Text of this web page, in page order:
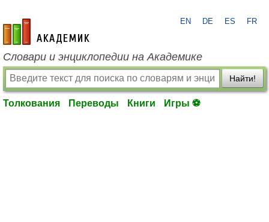
academic.ru
EN DE ES FR
Словари и энциклопедии на Академике
Найти!
Толкования Переводы Книги Игры ⚽